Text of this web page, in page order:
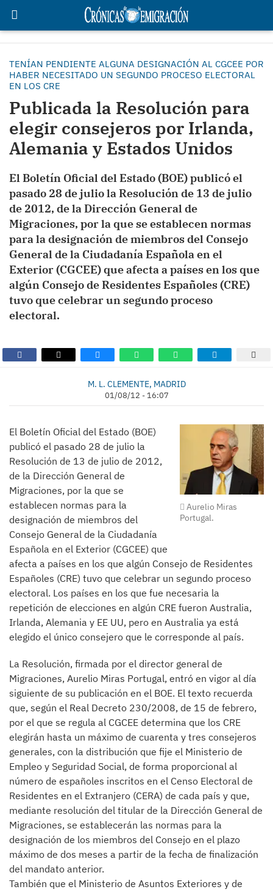
TENÍAN PENDIENTE ALGUNA DESIGNACIÓN AL CGCEE POR
HABER NECESITADO UN SEGUNDO PROCESO ELECTORAL
EN LOS CRE
Publicada la Resolución para
elegir consejeros por Irlanda,
Alemania y Estados Unidos
El Boletín Oficial del Estado (BOE) publicó el
pasado 28 de julio la Resolución de 13 de julio
de 2012, de la Dirección General de
Migraciones, por la que se establecen normas
para la designación de miembros del Consejo
General de la Ciudadanía Española en el
Exterior (CGCEE) que afecta a países en los que
algún Consejo de Residentes Españoles (CRE)
tuvo que celebrar un segundo proceso
electoral.
M. L. CLEMENTE, MADRID
01/08/12 - 16:07
Aurelio Miras
Portugal.
El Boletín Oficial del Estado (BOE)
publicó el pasado 28 de julio la
Resolución de 13 de julio de 2012,
de la Dirección General de
Migraciones, por la que se
establecen normas para la
designación de miembros del
Consejo General de la Ciudadanía
Española en el Exterior (CGCEE) que
afecta a países en los que algún Consejo de Residentes
Españoles (CRE) tuvo que celebrar un segundo proceso
electoral. Los países en los que fue necesaria la
repetición de elecciones en algún CRE fueron Australia,
Irlanda, Alemania y EE UU, pero en Australia ya está
elegido el único consejero que le corresponde al país.
La Resolución, firmada por el director general de
Migraciones, Aurelio Miras Portugal, entró en vigor al día
siguiente de su publicación en el BOE. El texto recuerda
que, según el Real Decreto 230/2008, de 15 de febrero,
por el que se regula al CGCEE determina que los CRE
elegirán hasta un máximo de cuarenta y tres consejeros
generales, con la distribución que fije el Ministerio de
Empleo y Seguridad Social, de forma proporcional al
número de españoles inscritos en el Censo Electoral de
Residentes en el Extranjero (CERA) de cada país y que,
mediante resolución del titular de la Dirección General de
Migraciones, se establecerán las normas para la
designación de los miembros del Consejo en el plazo
máximo de dos meses a partir de la fecha de finalización
del mandato anterior.
También que el Ministerio de Asuntos Exteriores y de